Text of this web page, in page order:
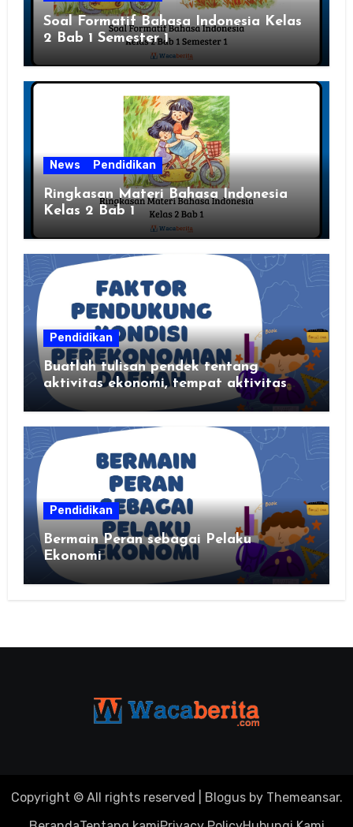
Soal Formatif Bahasa Indonesia Kelas
2 Bab 1 Semester 1
News Pendidikan
Ringkasan Materi Bahasa Indonesia
Kelas 2 Bab 1
Pendidikan
Buatlah tulisan pendek tentang
aktivitas ekonomi, tempat aktivitas
ekonomi, dan hasil produksi daerah
kalian
Pendidikan
Bermain Peran sebagai Pelaku
Ekonomi
Copyright © All rights reserved Blogusby Themeansar.